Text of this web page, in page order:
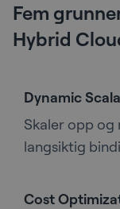
Fem
Hybrid
Dynamic
Skaler opp
langsiktig
Cost